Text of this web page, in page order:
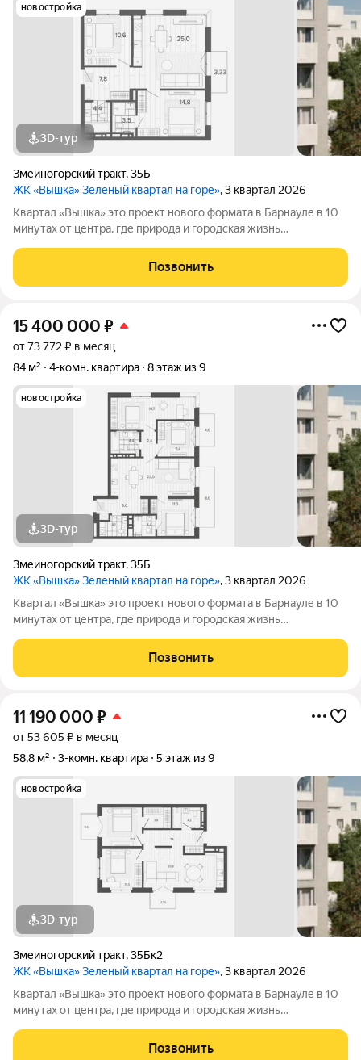
новостройка
3D-тур
Змеиногорский тракт,35Б
ЖК «Вышка» Зеленый квартал на горе», 3 квартал 2026
Квартал «Вышка» это проект нового формата в Барнауле в 10
минутах от центра, где природа и городская жизнь
интеграция в существующий природный ландшафт с
максимальным сохранением зелени и пешеходных
Позвонить
15 400 000 ₽
от 73 772 ₽ в месяц
84 м²
4-комн. квартира 8 этаж из 9
новостройка
3D-тур
Змеиногорский тракт,35Б
ЖК «Вышка» Зеленый квартал на горе», 3 квартал 2026
Квартал «Вышка» это проект нового формата в Барнауле в 10
минутах от центра, где природа и городская жизнь
интеграция в существующий природный ландшафт с
максимальным сохранением зелени и пешеходных
Позвонить
11 190 000 ₽
от 53 605 ₽ в месяц
58,8 м²
3-комн. квартира 5 этаж из 9
новостройка
3D-тур
Змеиногорский тракт,35Бк2
ЖК «Вышка» Зеленый квартал на горе», 3 квартал 2026
Квартал «Вышка» это проект нового формата в Барнауле в 10
минутах от центра, где природа и городская жизнь
интеграция в существующий природный ландшафт с
Позвонить